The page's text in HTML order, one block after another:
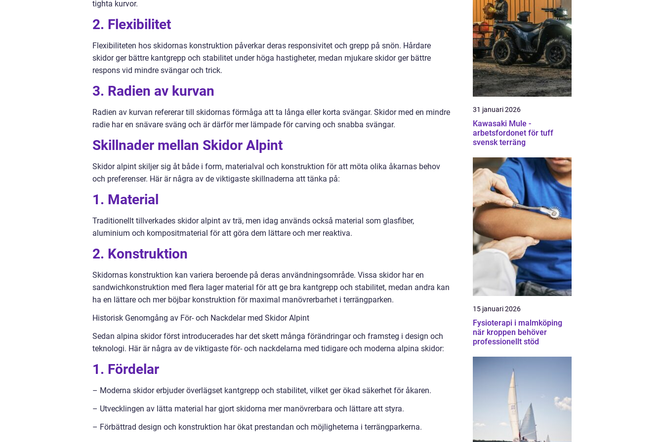
tighta kurvor.
2. Flexibilitet
Flexibiliteten hos skidornas konstruktion påverkar deras responsivitet och grepp på snön. Hårdare
skidor ger bättre kantgrepp och stabilitet under höga hastigheter, medan mjukare skidor ger bättre
respons vid mindre svängar och trick.
3. Radien av kurvan
Radien av kurvan refererar till skidornas förmåga att ta långa eller korta svängar. Skidor med en mindre
radie har en snävare sväng och är därför mer lämpade för carving och snabba svängar.
Skillnader mellan Skidor Alpint
Skidor alpint skiljer sig åt både i form, materialval och konstruktion för att möta olika åkarnas behov
och preferenser. Här är några av de viktigaste skillnaderna att tänka på:
1. Material
Traditionellt tillverkades skidor alpint av trä, men idag används också material som glasfiber,
aluminium och kompositmaterial för att göra dem lättare och mer reaktiva.
2. Konstruktion
Skidornas konstruktion kan variera beroende på deras användningsområde. Vissa skidor har en
sandwichkonstruktion med flera lager material för att ge bra kantgrepp och stabilitet, medan andra kan
ha en lättare och mer böjbar konstruktion för maximal manövrerbarhet i terrängparken.
Historisk Genomgång av För- och Nackdelar med Skidor Alpint
Sedan alpina skidor först introducerades har det skett många förändringar och framsteg i design och
teknologi. Här är några av de viktigaste för- och nackdelarna med tidigare och moderna alpina skidor:
1. Fördelar
– Moderna skidor erbjuder överlägset kantgrepp och stabilitet, vilket ger ökad säkerhet för åkaren.
– Utvecklingen av lätta material har gjort skidorna mer manövrerbara och lättare att styra.
– Förbättrad design och konstruktion har ökat prestandan och möjligheterna i terrängparkerna.
31 januari 2026
Kawasaki Mule -
arbetsfordonet för tuff
svensk terräng
15 januari 2026
Fysioterapi i malmköping
när kroppen behöver
professionellt stöd